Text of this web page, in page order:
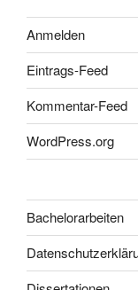
Anmelden
Eintrags-Feed
Kommentar-Feed
WordPress.org
Bachelorarbeiten